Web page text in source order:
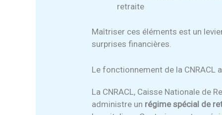
retraite
Maîtriser ces éléments est un
surprises financières.
Le fonctionnement de la
La CNRACL, Caisse Nationale de
administre un régime spécial de